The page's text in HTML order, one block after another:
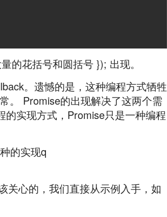
的花括号和圆括号 }); 出现。
。遗憾的是，这种编程方式牺牲
。 Promise的出现解决了这两个需
实现方式，Promise只是一种编程
的实现q
关心的，我们直接从示例入手，如